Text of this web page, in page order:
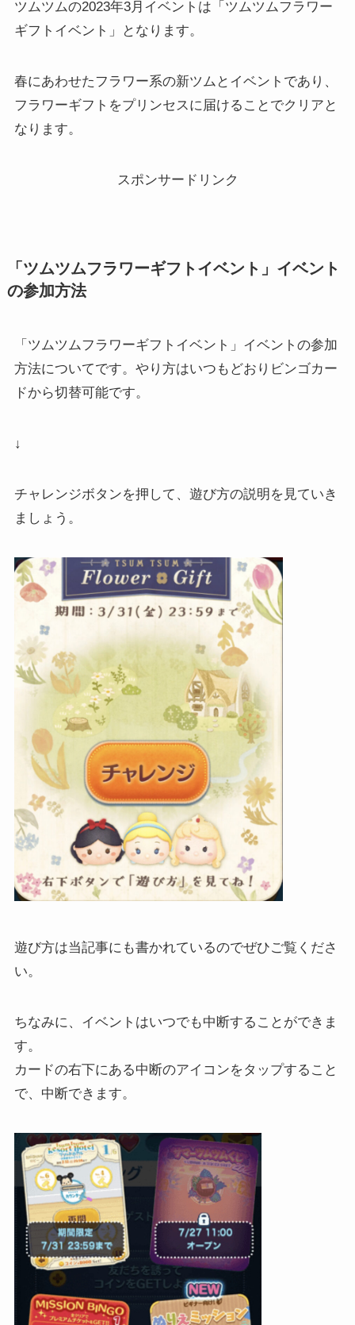
ツムツムの2023年3月イベントは「ツムツムフラワー
ギフトイベント」となります。
春にあわせたフラワー系の新ツムとイベントであり、
フラワーギフトをプリンセスに届けることでクリアと
なります。
スポンサードリンク
「ツムツムフラワーギフトイベント」イベント
の参加方法
「ツムツムフラワーギフトイベント」イベントの参加
方法についてです。やり方はいつもどおりビンゴカー
ドから切替可能です。
↓
チャレンジボタンを押して、遊び方の説明を見ていき
ましょう。
遊び方は当記事にも書かれているのでぜひご覧くださ
い。
ちなみに、イベントはいつでも中断することができま
す。
カードの右下にある中断のアイコンをタップすること
で、中断できます。